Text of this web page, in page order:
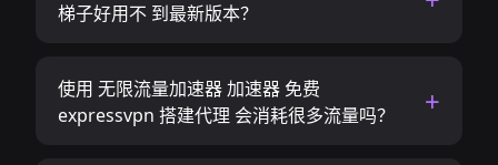
梯子好用不 到最新版本？
使用 无限流量加速器 加速器 免费
expressvpn 搭建代理 会消耗很多流量吗？